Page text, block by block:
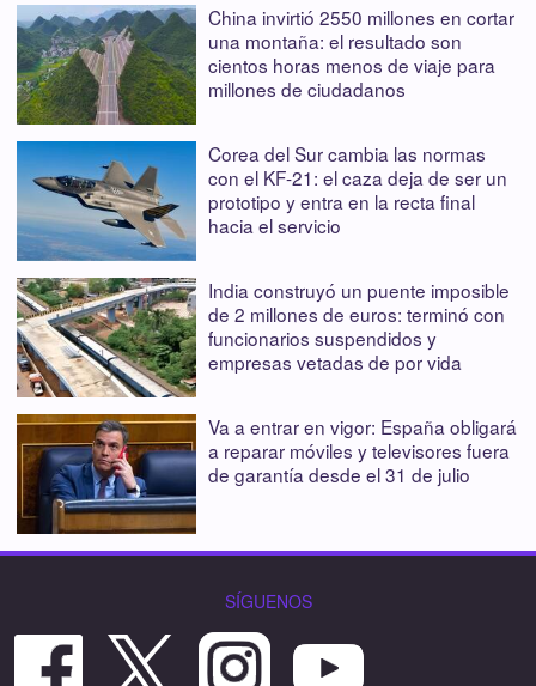
China invirtió 2550 millones en cortar
una montaña: el resultado son
cientos horas menos de viaje para
millones de ciudadanos
Corea del Sur cambia las normas
con el KF-21: el caza deja de ser un
prototipo y entra en la recta final
hacia el servicio
India construyó un puente imposible
de 2 millones de euros: terminó con
funcionarios suspendidos y
empresas vetadas de por vida
Va a entrar en vigor: España obligará
a reparar móviles y televisores fuera
de garantía desde el 31 de julio
SÍGUENOS